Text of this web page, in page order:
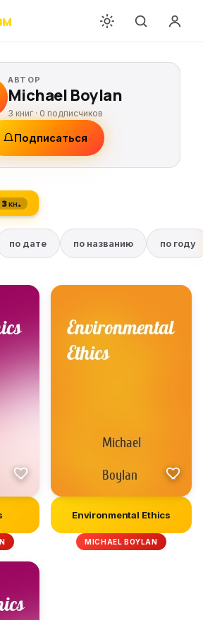
АВТОР
Michael Boylan
3 книг · 0 подписчиков
Подписаться
3 кн.
по дате по названию по году
Environmental Ethics
MICHAEL BOYLAN